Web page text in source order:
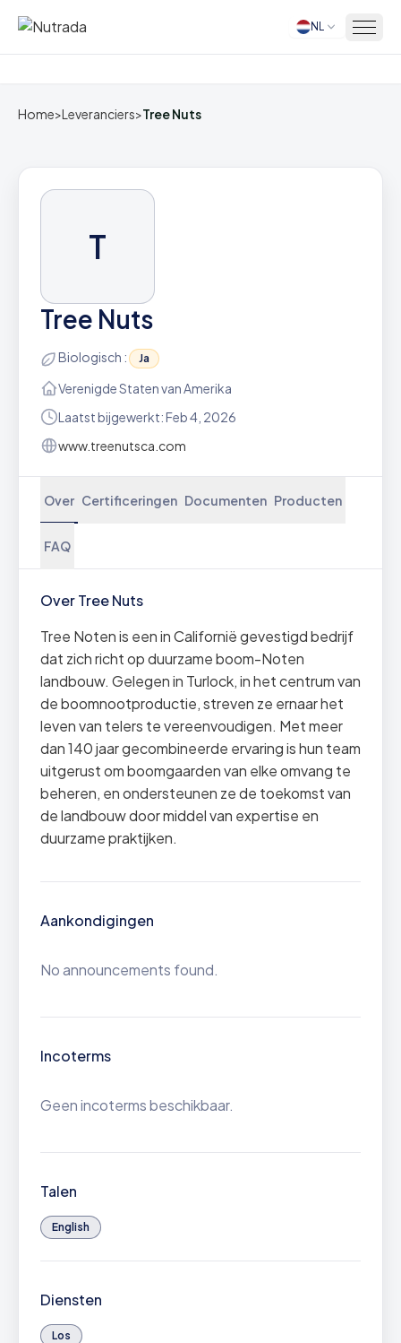
Home NL
Home>Leveranciers>Tree Nuts
T
Tree Nuts
Biologisch : Ja
Verenigde Staten van Amerika
Laatst bijgewerkt: Feb 4, 2026
www.treenutsca.com
Over Certificeringen Documenten Producten
FAQ
Over Tree Nuts
Tree Noten is een in Californië gevestigd bedrijf
dat zich richt op duurzame boom-Noten
landbouw. Gelegen in Turlock, in het centrum van
de boomnootproductie, streven ze ernaar het
leven van telers te vereenvoudigen. Met meer
dan 140 jaar gecombineerde ervaring is hun team
uitgerust om boomgaarden van elke omvang te
beheren, en ondersteunen ze de toekomst van
de landbouw door middel van expertise en
duurzame praktijken.
Aankondigingen
No announcements found.
Incoterms
Geen incoterms beschikbaar.
Talen
English
Diensten
Los